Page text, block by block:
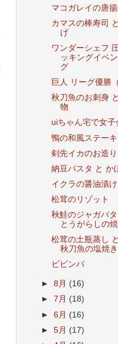
マコガレイの唐
カマスの棒寿司
げ
ワンダーシェフ
ッキングイベ
グ
巨人 リーグ優勝
秋刀魚のお刺身
物
uiちゃん宅で女子
鴨の和風ステーキ
剣先イカのお造り
納豆パスタ と か
イクラの醤油漬け
松茸のリゾット
秋鮭のジャガバ
とうがらしの
松茸の土瓶蒸し
秋刀魚の塩焼き
ビビンパ
►8月 (16)
►7月 (18)
►6月 (16)
►5月 (17)